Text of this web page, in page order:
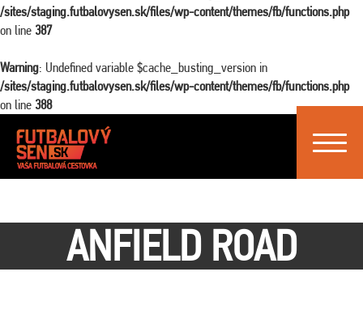
/sites/staging.futbalovysen.sk/files/wp-content/themes/fb/functions.php
on line 387
Warning: Undefined variable $cache_busting_version in
/sites/staging.futbalovysen.sk/files/wp-content/themes/fb/functions.php
on line 388
Toggle
ANFIELD ROAD